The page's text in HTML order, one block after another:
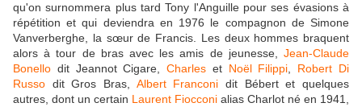
qu'on surnommera plus tard Tony l'Anguille pour ses évasions à
répétition et qui deviendra en 1976 le compagnon de Simone
Vanverberghe, la sœur de Francis. Les deux hommes braquent
alors à tour de bras avec les amis de jeunesse, Jean-Claude
Bonello dit Jeannot Cigare,Charles et Noël Filippi
Robert Di
Russo dit Gros Bras, Albert Franconi dit Bébert et quelques
autres, dont un certain Laurent Fiocconi alias Charlot né en 1941,